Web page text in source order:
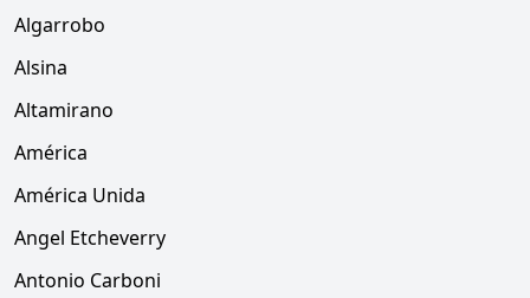
Algarrobo
Alsina
Altamirano
América
América Unida
Angel Etcheverry
Antonio Carboni